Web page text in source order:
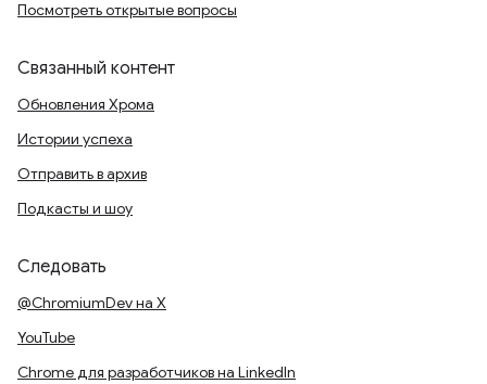
Посмотреть открытые вопросы
Связанный контент
Обновления Хрома
Истории успеха
Отправить в архив
Подкасты и шоу
Следовать
@ChromiumDev на X
YouTube
Chrome для разработчиков на LinkedIn